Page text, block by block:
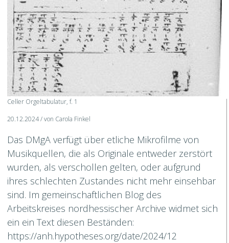
Celler Orgeltabulatur, f. 1
20.12.2024 / von Carola Finkel
Das DMgA verfügt über etliche Mikrofilme von
Musikquellen, die als Originale entweder zerstört
wurden, als verschollen gelten, oder aufgrund
ihres schlechten Zustandes nicht mehr einsehbar
sind. Im gemeinschaftlichen Blog des
Arbeitskreises nordhessischer Archive widmet sich
ein ein Text diesen Beständen:
https://anh.hypotheses.org/date/2024/12